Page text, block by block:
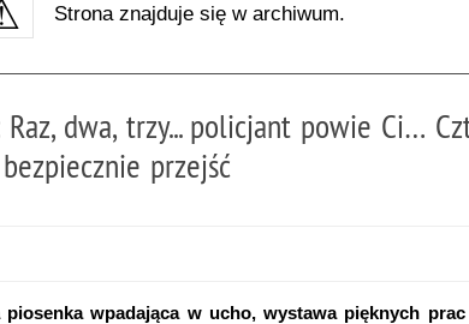
Strona znajduje się w archiwum.
Raz, dwa, trzy... policjant powie Ci…
przejść
piosenka wpadająca w ucho, wystawa pięknych